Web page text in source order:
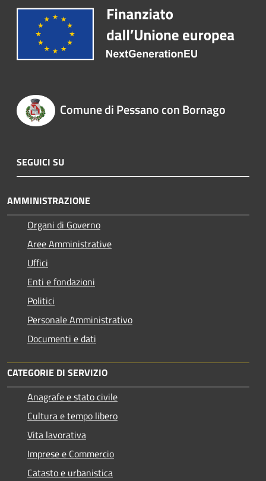
Comune di Pessano con Bornago
SEGUICI SU
AMMINISTRAZIONE
Organi di Governo
Aree Amministrative
Uffici
Enti e fondazioni
Politici
Personale Amministrativo
Documenti e dati
CATEGORIE DI SERVIZIO
Anagrafe e stato civile
Cultura e tempo libero
Vita lavorativa
Imprese e Commercio
Catasto e urbanistica